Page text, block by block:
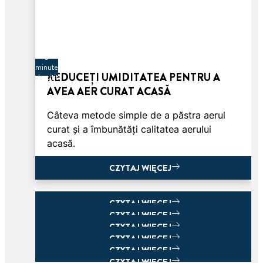
3
minute
de cititREDUCEȚI UMIDITATEA PENTRU A
AVEA AER CURAT ACASĂ
Câteva metode simple de a păstra aerul
curat și a îmbunătăți calitatea aerului
acasă.
CZYTAJ WIĘCEJ
CZYTAJ WIĘCEJ
CZYTAJ WIĘCEJ
CZYTAJ WIĘCEJ
CZYTAJ WIĘCEJ
CZYTAJ WIĘCEJ